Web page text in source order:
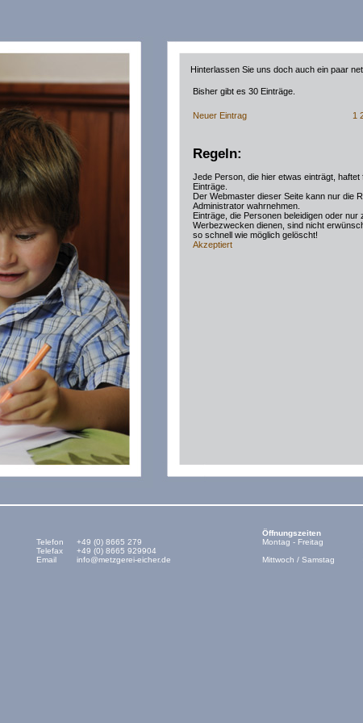
Hinterlassen Sie uns doch auch ein paar
Bisher gibt es 30 Einträge.
Neuer Eintrag 1
Regeln:
Jede Person, die hier etwas einträgt, haftet
Einträge.
Der Webmaster dieser Seite kann nur die
Administrator wahrnehmen.
Einträge, die Personen beleidigen oder nur
Werbezwecken dienen, sind nicht
so schnell wie möglich gelöscht!
Akzeptiert
Telefon
+49 (0) 8665 279
Telefax
+49 (0) 8665 929904
Email
info@metzgerei-eicher.de
Öffnungszeiten
Montag - Freitag
Mittwoch / Samstag